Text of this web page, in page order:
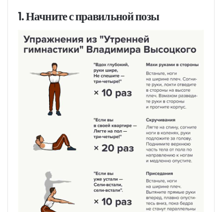
1. Начните с правильной позы